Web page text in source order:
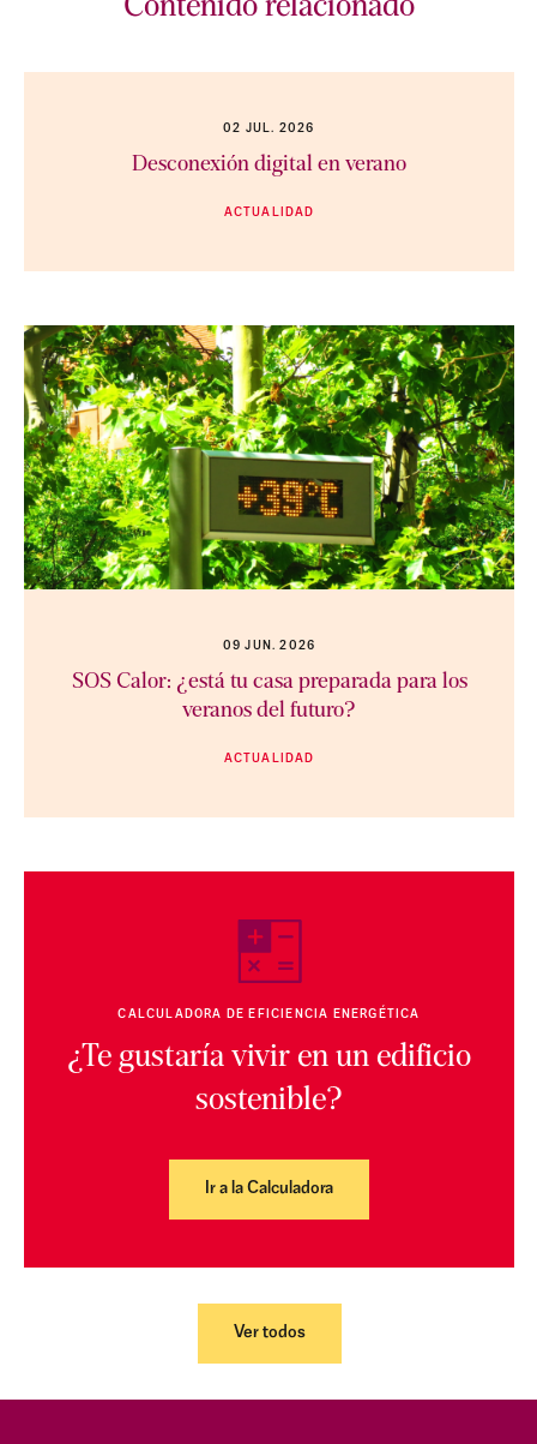
Contenido relacionado
02 JUL. 2026
Desconexión digital en verano
ACTUALIDAD
09 JUN. 2026
SOS Calor: ¿está tu casa preparada para los
veranos del futuro?
ACTUALIDAD
CALCULADORA DE EFICIENCIA ENERGÉTICA
¿Te gustaría vivir en un edificio
sostenible?
Ir a la Calculadora
Ver todos